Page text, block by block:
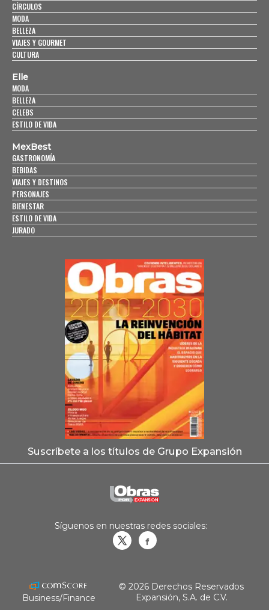
CÍRCULOS
MODA
BELLEZA
VIAJES Y GOURMET
CULTURA
Elle
MODA
BELLEZA
CELEBS
ESTILO DE VIDA
MexBest
GASTRONOMÍA
BEBIDAS
VIAJES Y DESTINOS
PERSONAJES
BIENESTAR
ESTILO DE VIDA
JURADO
Suscríbete a los títulos de Grupo Expansión
Síguenos en nuestras redes sociales:
Business/Finance
© 2026 Derechos Reservados
Expansión, S.A. de C.V.